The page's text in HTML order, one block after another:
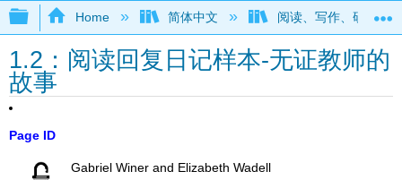
Expand/collapse global hierarchy
Home 简体中文 阅读、写作、研究和
1.2：阅读回复日记样本-无证教师的
故事
Page ID
Gabriel Winer and Elizabeth Wadell